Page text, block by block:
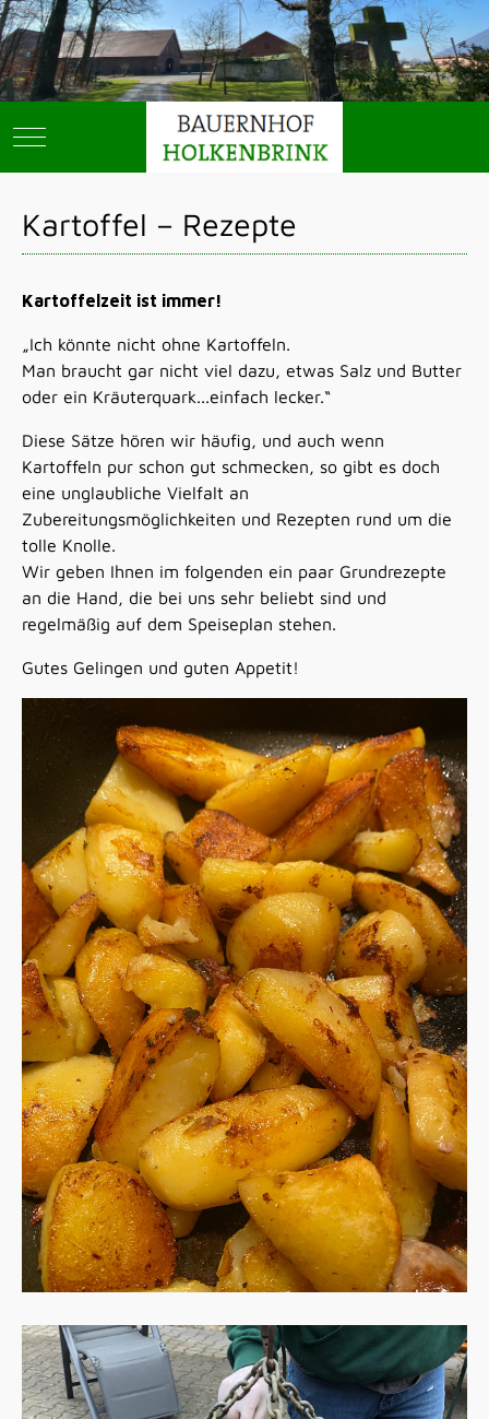
Mobile Menu Toggle
Kartoffel – Rezepte
Kartoffelzeit ist immer!
„Ich könnte nicht ohne Kartoffeln.
Man braucht gar nicht viel dazu, etwas Salz und Butter
oder ein Kräuterquark...einfach lecker.“
Diese Sätze hören wir häufig, und auch wenn
Kartoffeln pur schon gut schmecken, so gibt es doch
eine unglaubliche Vielfalt an
Zubereitungsmöglichkeiten und Rezepten rund um die
tolle Knolle.
Wir geben Ihnen im folgenden ein paar Grundrezepte
an die Hand, die bei uns sehr beliebt sind und
regelmäßig auf dem Speiseplan stehen.
Gutes Gelingen und guten Appetit!